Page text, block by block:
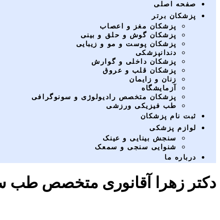
صفحه اصلی
پزشکان برتر
پزشکان مغز و اعصاب
پزشکان گوش و حلق و بینی
پزشکان پوست و مو و زیبایی
دندانپزشکی
پزشکان داخلی و گوارش
پزشکان قلب و عروق
زنان و زایمان
آزمایشگاه
پزشکان متخصص رادیولوژی و سونوگرافی
طب فیزیکی ورزشی
ثبت نام پزشکان
لوازم پزشکی
سنجش بینایی و عینک
شنوایی سنجی و سمعک
درباره ما
دکتر زهرا آقانوری متخصص طب